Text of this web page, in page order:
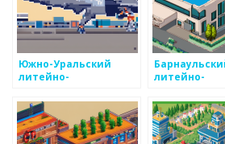
Южно-Уральский
литейно-
литейно-